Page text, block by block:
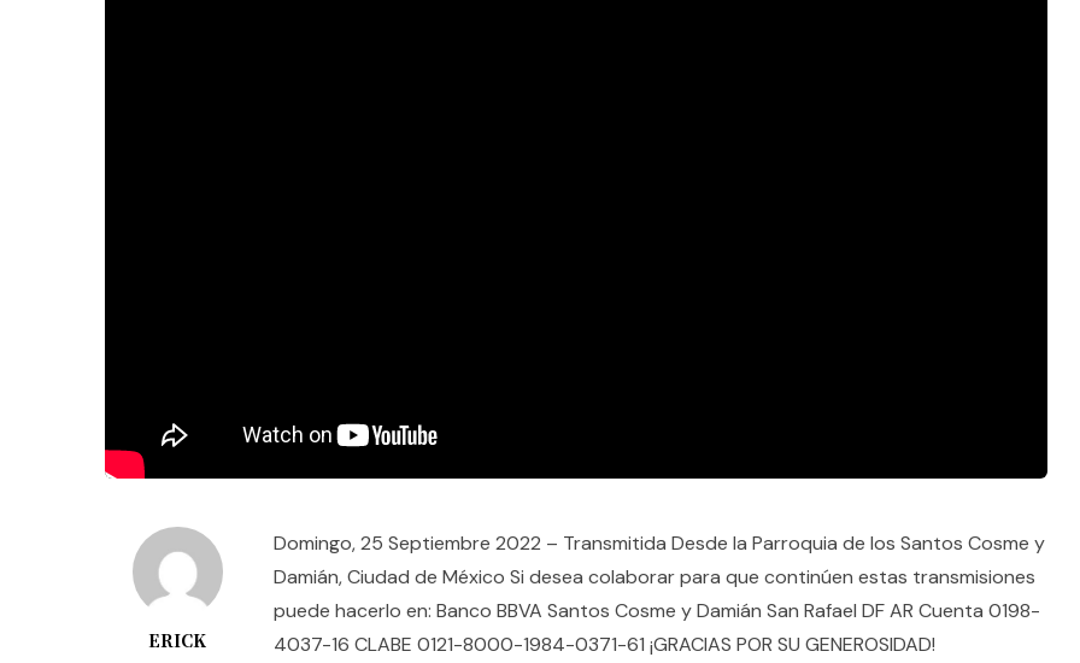
ERICK
Domingo, 25 Septiembre 2022 – Transmitida Desde la Parroquia de los Santos Cosme y
Damián, Ciudad de México Si desea colaborar para que continúen estas transmisiones
puede hacerlo en: Banco BBVA Santos Cosme y Damián San Rafael DF AR Cuenta 0198-
4037-16 CLABE 0121-8000-1984-0371-61 ¡GRACIAS POR SU GENEROSIDAD!